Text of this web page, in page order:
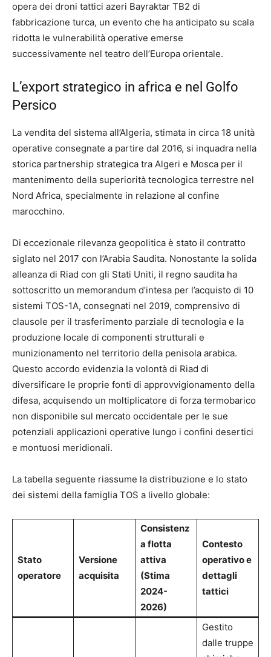
opera dei droni tattici azeri Bayraktar TB2 di
fabbricazione turca, un evento che ha anticipato su scala
ridotta le vulnerabilità operative emerse
successivamente nel teatro dell’Europa orientale.
L’export strategico in africa e nel Golfo
Persico
La vendita del sistema all’Algeria, stimata in circa 18 unità
operative consegnate a partire dal 2016, si inquadra nella
storica partnership strategica tra Algeri e Mosca per il
mantenimento della superiorità tecnologica terrestre nel
Nord Africa, specialmente in relazione al confine
marocchino.
Di eccezionale rilevanza geopolitica è stato il contratto
siglato nel 2017 con l’Arabia Saudita. Nonostante la solida
alleanza di Riad con gli Stati Uniti, il regno saudita ha
sottoscritto un memorandum d’intesa per l’acquisto di 10
sistemi TOS-1A, consegnati nel 2019, comprensivo di
clausole per il trasferimento parziale di tecnologia e la
produzione locale di componenti strutturali e
munizionamento nel territorio della penisola arabica.
Questo accordo evidenzia la volontà di Riad di
diversificare le proprie fonti di approvvigionamento della
difesa, acquisendo un moltiplicatore di forza termobarico
non disponibile sul mercato occidentale per le sue
potenziali applicazioni operative lungo i confini desertici
e montuosi meridionali.
La tabella seguente riassume la distribuzione e lo stato
dei sistemi della famiglia TOS a livello globale:
Stato
operatore
Versione
acquisita
Consistenz
a flotta
attiva
(Stima
2024-
2026)
Contesto
operativo e
dettagli
tattici
Gestito
dalle truppe